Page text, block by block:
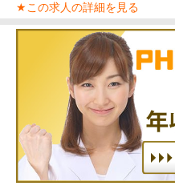
★この求人の詳細を見る